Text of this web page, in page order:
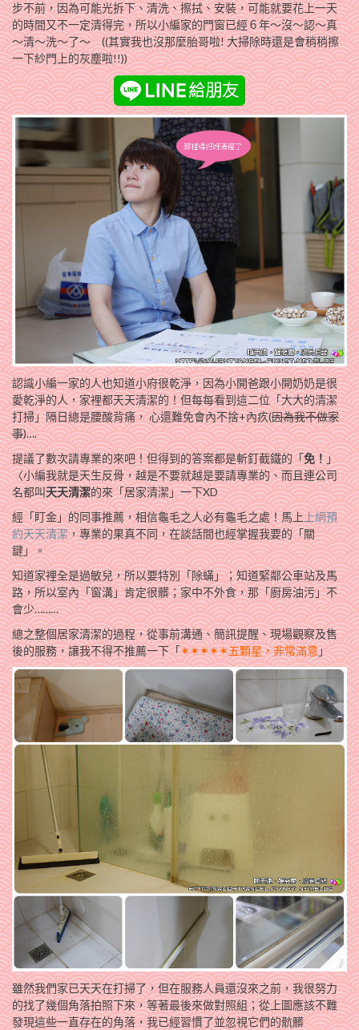
步不前，因為可能光拆下、清洗、擦拭、安裝，可能就要花上一天
的時間又不一定清得完，所以小編家的門窗已經６年～沒～認～真
～清～洗～了～ ((其實我也沒那麼胎哥啦! 大掃除時還是會稍稍擦
一下紗門上的灰塵啦!!))
認識小編一家的人也知道小府很乾淨，因為小開爸跟小開奶奶是很
愛乾淨的人，家裡都天天清潔的！但每每看到這二位「大大的清潔
打掃」隔日總是腰酸背痛， 心還難免會內不捨+內疚(因為我不做家
事)….
提議了數次請專業的來吧！但得到的答案都是斬釘截鐵的「免！」
〈小編我就是天生反骨，越是不要就越是要請專業的、而且連公司
名都叫天天清潔的來「居家清潔」一下XD
經「盯金」的同事推薦，相信龜毛之人必有龜毛之處！馬上上網預
約天天清潔，專業的果真不同，在談話間也經掌握我要的「關
鍵」。
知道家裡全是過敏兒，所以要特別「除蟎」；知道緊鄰公車站及馬
路，所以室內「窗溝」肯定很髒；家中不外食，那「廚房油污」不
會少………
總之整個居家清潔的過程，從事前溝通、簡訊提醒、現場觀察及售
後的服務，讓我不得不推薦一下「✶✶✶✶✶五顆星，非常滿意」
雖然我們家已天天在打掃了，但在服務人員還沒來之前，我很努力
的找了幾個角落拍照下來，等著最後來做對照組；從上圖應該不難
發現這些一直存在的角落，我已經習慣了並忽視它們的骯髒